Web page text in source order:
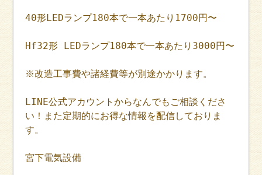
40形LEDランプ180本で一本あたり1700円〜
Hf32形 LEDランプ180本で一本あたり3000円〜
※改造工事費や諸経費等が別途かかります。
LINE公式アカウントからなんでもご相談くださ
い！また定期的にお得な情報を配信しておりま
す。
宮下電気設備